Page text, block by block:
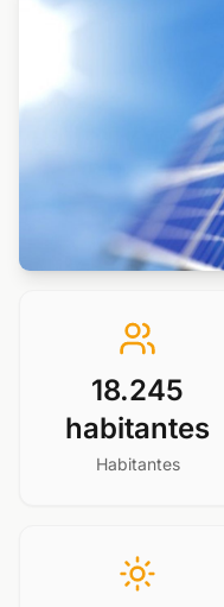
18.245
habitantes
Habitantes